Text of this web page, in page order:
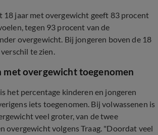
18 jaar met overgewicht geeft 83 procent
tegen 93 procent van de
overgewicht. Bij jongeren boven de 18
te zien.
overgewicht toegenomen
het percentage kinderen en jongeren
iets toegenomen. Bij volwassenen is
veel groter, van de twee
overgewicht volgens Traag. "Doordat veel